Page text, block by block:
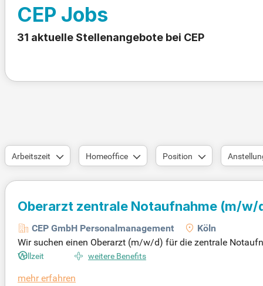
CEP Jobs
31 aktuelle Stellenangebote bei CEP
Arbeitszeit Homeoffice Position
Oberarzt zentrale Notaufnahme (m/w/
CEP GmbH Personalmanagement
Köln
Wir suchen einen Oberarzt (m/w/d) für die zentrale
te/VKA geboten, einschließlich einer außerordentlichen
ätzlichen Verdienst zu erzielen. Gestalten Sie aktiv die
Vollzeit weitere Benefits
mehr erfahren